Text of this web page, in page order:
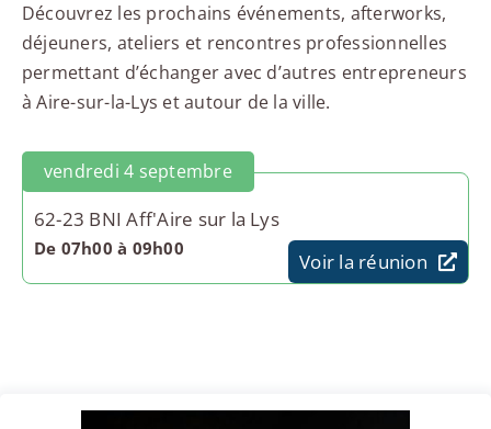
Découvrez les prochains événements, afterworks,
déjeuners, ateliers et rencontres professionnelles
permettant d’échanger avec d’autres entrepreneurs
à Aire-sur-la-Lys et autour de la ville.
vendredi 4 septembre
62-23 BNI Aff'Aire sur la Lys
De 07h00 à 09h00
Voir la réunion